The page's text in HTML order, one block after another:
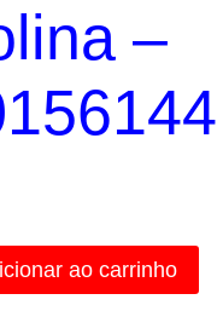
–
ao carrinho